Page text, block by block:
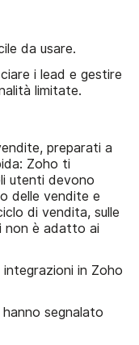
da usare.
i lead e gestire
limitate.
preparati a
Zoho ti
utenti devono
delle vendite e
di vendita, sulle
non è adatto ai
in Zoho
segnalato